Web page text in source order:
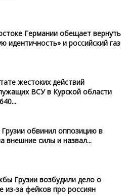
Германии обещает вернуть
идентичность» и российский газ
жестоких действий
ВСУ в Курской области
обвинил оппозицию в
внешние силы и назвал...
Грузии возбудили дело о
из-за фейков про россиян